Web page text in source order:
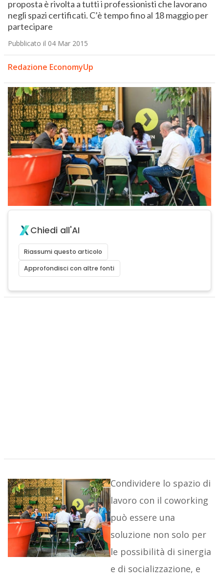
proposta è rivolta a tutti i professionisti che lavorano
negli spazi certificati. C’è tempo fino al 18 maggio per
partecipare
Pubblicato il 04 Mar 2015
Redazione EconomyUp
Chiedi all'AI
Riassumi questo articolo
Approfondisci con altre fonti
Condividere lo spazio di
lavoro con il coworking
può essere una
soluzione non solo per
le possibilità di sinergia
e di socializzazione, e